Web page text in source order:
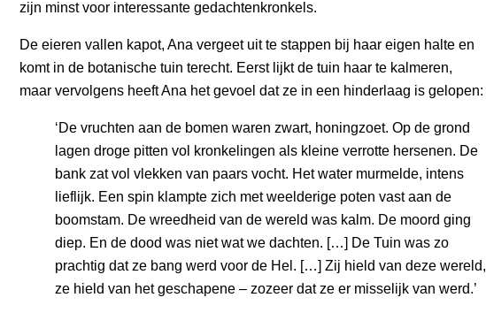
zijn minst voor interessante gedachtenkronkels.
De eieren vallen kapot, Ana vergeet uit te stappen bij haar eigen halte en
komt in de botanische tuin terecht. Eerst lijkt de tuin haar te kalmeren,
maar vervolgens heeft Ana het gevoel dat ze in een hinderlaag is gelopen:
‘De vruchten aan de bomen waren zwart, honingzoet. Op de grond
lagen droge pitten vol kronkelingen als kleine verrotte hersenen. De
bank zat vol vlekken van paars vocht. Het water murmelde, intens
lieflijk. Een spin klampte zich met weelderige poten vast aan de
boomstam. De wreedheid van de wereld was kalm. De moord ging
diep. En de dood was niet wat we dachten. […] De Tuin was zo
prachtig dat ze bang werd voor de Hel. […] Zij hield van deze wereld,
ze hield van het geschapene – zozeer dat ze er misselijk van werd.’